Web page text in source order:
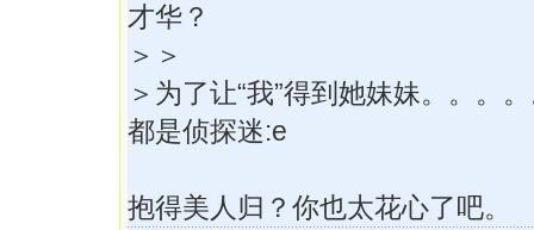
才华？
＞＞
＞为了让“我”得到她妹妹。。。
都是侦探迷:e
抱得美人归？你也太花心了吧。